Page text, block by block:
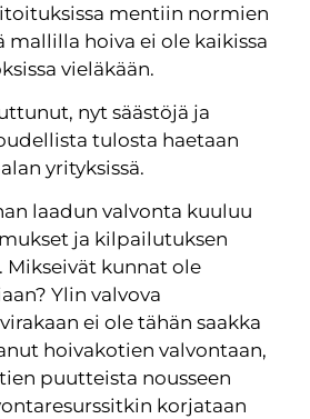
mentiin normien
mallilla hoiva ei ole kaikissa
vieläkään.
nyt säästöjä ja
tulosta haetaan
yrityksissä.
laadun valvonta kuuluu
ja kilpailutuksen
kunnat ole
Ylin valvova
ei ole tähän saakka
hoivakotien valvontaan,
puutteista nousseen
korjataan